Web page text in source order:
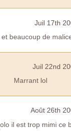
Juil 17th
beaucoup de
Juil 22nd
Marrant lol
Août 26th
il est trop mimi ce